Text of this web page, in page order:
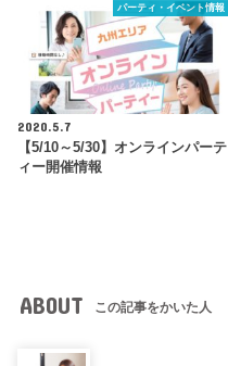
パーティ・イベント情報
2020.5.7
【5/10～5/30】オンラインパーテ
ィー開催情報
ABOUT この記事をかいた人